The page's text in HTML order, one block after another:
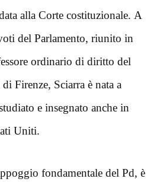
alla Corte costituzionale. A
del Parlamento, riunito in
ordinario di diritto del
Firenze, Sciarra è nata a
e insegnato anche in
Uniti.
fondamentale del Pd, è